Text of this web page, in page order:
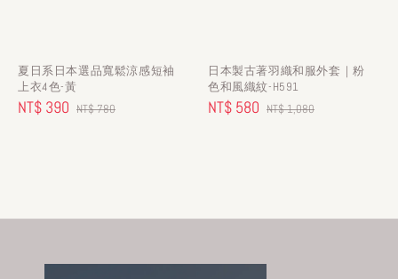
夏日系日本選品寬鬆涼感短袖
上衣4色-黃
Sale
NT$ 390 Regular
NT$ 780
日本製古著羽織和服外套｜粉
色和風織紋-H591
Sale
NT$ 580 Regular
NT$ 1,080